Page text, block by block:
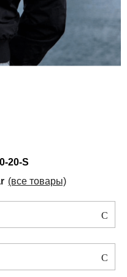
20-S
(все товары)